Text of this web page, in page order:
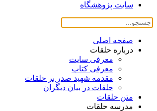
سایت پژوهشگاه
صفحه اصلی
درباره حلقات
معرفی سایت
معرفی کتاب
مقدمه شهید صدر بر حلقات
حلقات در بیان دیگران
متن حلقات
مدرسه حلقات